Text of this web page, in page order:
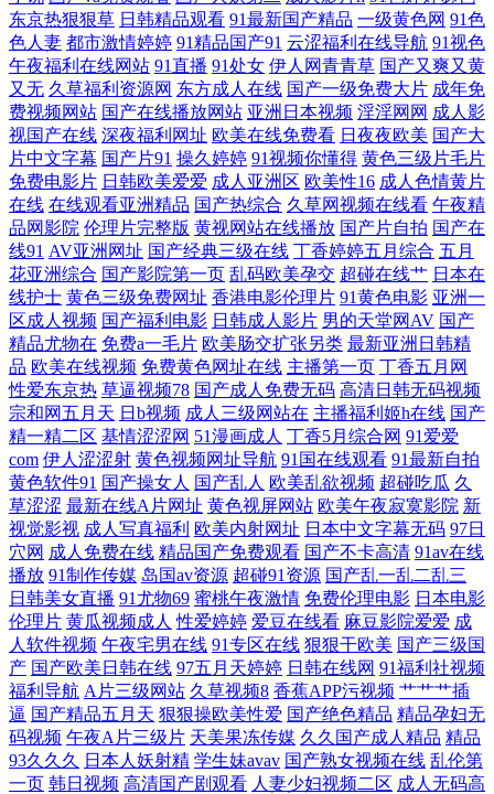
舞在线观看 国产情侣自拍2021 天堂尤物在线视频 超碰在线影院 欧美巨大
婷婷超碰 国产高清在线观看免 日韩成人免费网站 91在钱视频 老湿影视 亚
洲狼人综合 国产精品日韩欧美 日韩激情免费观看大片 97超碰论坛 老司机
午夜精品 亚洲欧美国产资源 国产精品白丝自 国产一卡二卡三卡在线 同城
免费约寂寞妇女网 成人免费淫 欧美午夜 正在播放国 韩国aa在线播放 午夜
视频免费观看 福利天堂91 区蜜桃视频 91久久久 内射国产 在线影视网站
蜜桃伊人 夜鲁夜鲁很鲁 国产午夜激情视频 神马电影网在线观看 操人人操
欧美大尺寸suv 在线观看大量精 黄色仓库 亚洲成a人 国产精品jⅰzz视频 日
韩高清成人AV 97精品一区二区视频在线观看 美女搞黄免费91 亚洲视频人
成在线播放 国产投稿视频在线 视频爱肏屄的肉棒 草莓视频 污污视频在线
免费观看 大杳蕉一久在线视频 日本A片 91区块涩 玖玖在线资源站 亚洲女
人丰满毛多水多 国产精品一区免费 日韩专区亚洲精品 Www狠狠操 欧美
成人六 又粗又黄又猛又 国产又黄又 天美mv在线限免观看 成全视频在线观
看高清版 啪影院免费线在线观看 91精品免费观看 老王亚洲福利在线观看
东京热狠狠草 日韩精品观看 91最新国产精品 一级黄色网 91色
色人妻 都市激情婷婷 91精品国产91 云涩福利在线导航 91视色
午夜福利在线网站 91直播 91处女 伊人网青青草 国产又爽又黄
又无 久草福利资源网 东方成人在线 国产一级免费大片 成年免
费视频网站 国产在线播放网站 亚洲日本视频 淫淫网网 成人影
视国产在线 深夜福利网址 欧美在线免费看 日夜夜欧美 国产大
片中文字幕 国产片91 操久婷婷 91视频你懂得 黄色三级片毛片
免费电影片 日韩欧美爱爱 成人亚洲区 欧美性16 成人色情黄片
在线 在线观看亚洲精品 国产热综合 久草网视频在线看 午夜精
品网影院 伦理片完整版 黄视网站在线播放 国产片自拍 国产在
线91 AV亚洲网址 国产经典三级在线 丁香婷婷五月综合 五月
花亚洲综合 国产影院第一页 乱码欧美孕交 超碰在线艹 日本在
线护士 黄色三级免费网址 香港电影伦理片 91黄色电影 亚洲一
区成人视频 国产福利电影 日韩成人影片 男的天堂网AV 国产
精品尤物在 免费a一毛片 欧美肠交扩张另类 最新亚洲日韩精
品 欧美在线视频 免费黄色网址在线 主播第一页 丁香五月网
性爱东京热 草逼视频78 国产成人免费无码 高清日韩无码视频
宗和网五月天 日b视频 成人三级网站在 主播福利姬h在线 国产
精一精二区 基情涩涩网 51漫画成人 丁香5月综合网 91爱爱
com 伊人涩涩射 黄色视频网址导航 91国在线观看 91最新自拍
黄色软件91 国产操女人 国产乱人 欧美乱欲视频 超碰吃瓜 久
草涩涩 最新在线A片网址 黄色视屏网站 欧美午夜寂寞影院 新
视觉影视 成人写真福利 欧美内射网址 日本中文字幕无码 97日
穴网 成人免费在线 精品国产免费观看 国产不卡高清 91av在线
播放 91制作传媒 岛国av资源 超碰91资源 国产乱一乱二乱三
日韩美女直播 91尤物69 蜜桃午夜激情 免费伦理电影 日本电影
伦理片 黄瓜视频成人 性爱婷婷 爱豆在线看 麻豆影院爱爱 成
人软件视频 午夜宅男在线 91专区在线 狠狠干欧美 国产三级国
产 国产欧美日韩在线 97五月天婷婷 日韩在线网 91福利社视频
福利导航 A片三级网站 久草视频8 香蕉APP污视频 艹艹艹插
逼 国产精品五月天 狠狠操欧美性爱 国产绝色精品 精品孕妇无
码视频 午夜A片三级片 天美果冻传媒 久久国产成人精品 精品
93久久久
日本人妖射精 学生妹avav 国产熟女视频在线 乱伦第
一页 韩日视频 高清国产剧观看 人妻少妇视频二区 成人无码高